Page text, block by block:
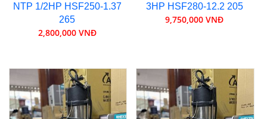
NTP 1/2HP HSF250-1.37
265
2,800,000 VNĐ
3HP HSF280-12.2 205
9,750,000 VNĐ